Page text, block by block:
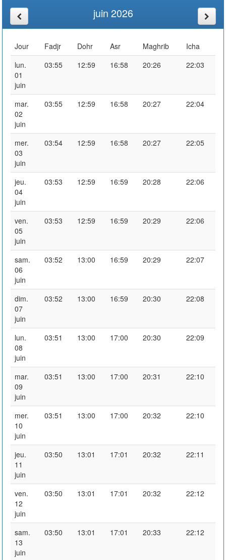
juin 2026
Jour Fadjr Dohr Asr Maghrib
Icha
lun.
01
juin
03:55 12:59 16:58 20:26 22:03
mar.
02
juin
03:55 12:59 16:58 20:27 22:04
mer.
03
juin
03:54 12:59 16:58 20:27 22:05
jeu.
04
juin
03:53 12:59 16:59 20:28 22:06
ven.
05
juin
03:53 12:59 16:59 20:29 22:06
sam.
06
juin
03:52 13:00 16:59 20:29 22:07
dim.
07
juin
03:52 13:00 16:59 20:30 22:08
lun.
08
juin
03:51 13:00 17:00 20:30 22:09
mar.
09
juin
03:51 13:00 17:00 20:31 22:10
mer.
10
juin
03:51 13:00 17:00 20:32 22:10
jeu.
11
juin
03:50 13:01 17:01 20:32 22:11
ven.
12
juin
03:50 13:01 17:01 20:32 22:12
sam.
13
juin
03:50 13:01 17:01 20:33 22:12